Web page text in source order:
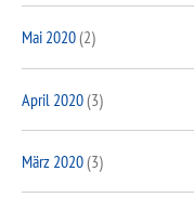
Mai 2020(2)
April 2020(3)
März 2020(3)